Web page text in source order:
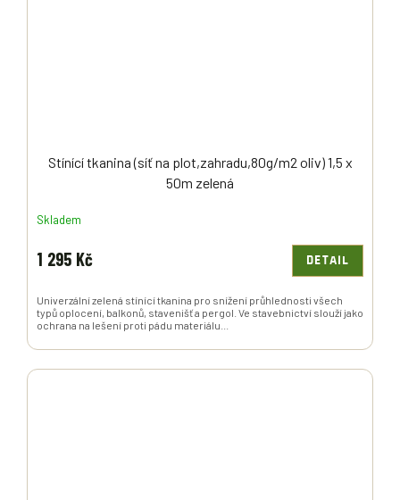
Stínící tkanina (síť na plot,zahradu,80g/m2 oliv) 1,5 x
50m zelená
Skladem
1 295 Kč DETAIL
Univerzální zelená stínící tkanina pro snížení průhlednosti všech
typů oplocení, balkonů, stavenišť a pergol. Ve stavebnictví slouží jako
ochrana na lešení proti pádu materiálu...